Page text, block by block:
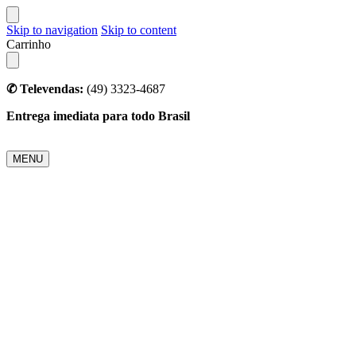
Skip to navigation Skip to content
Carrinho
✆ Televendas: (49) 3323-4687
Entrega imediata para todo Brasil
MENU